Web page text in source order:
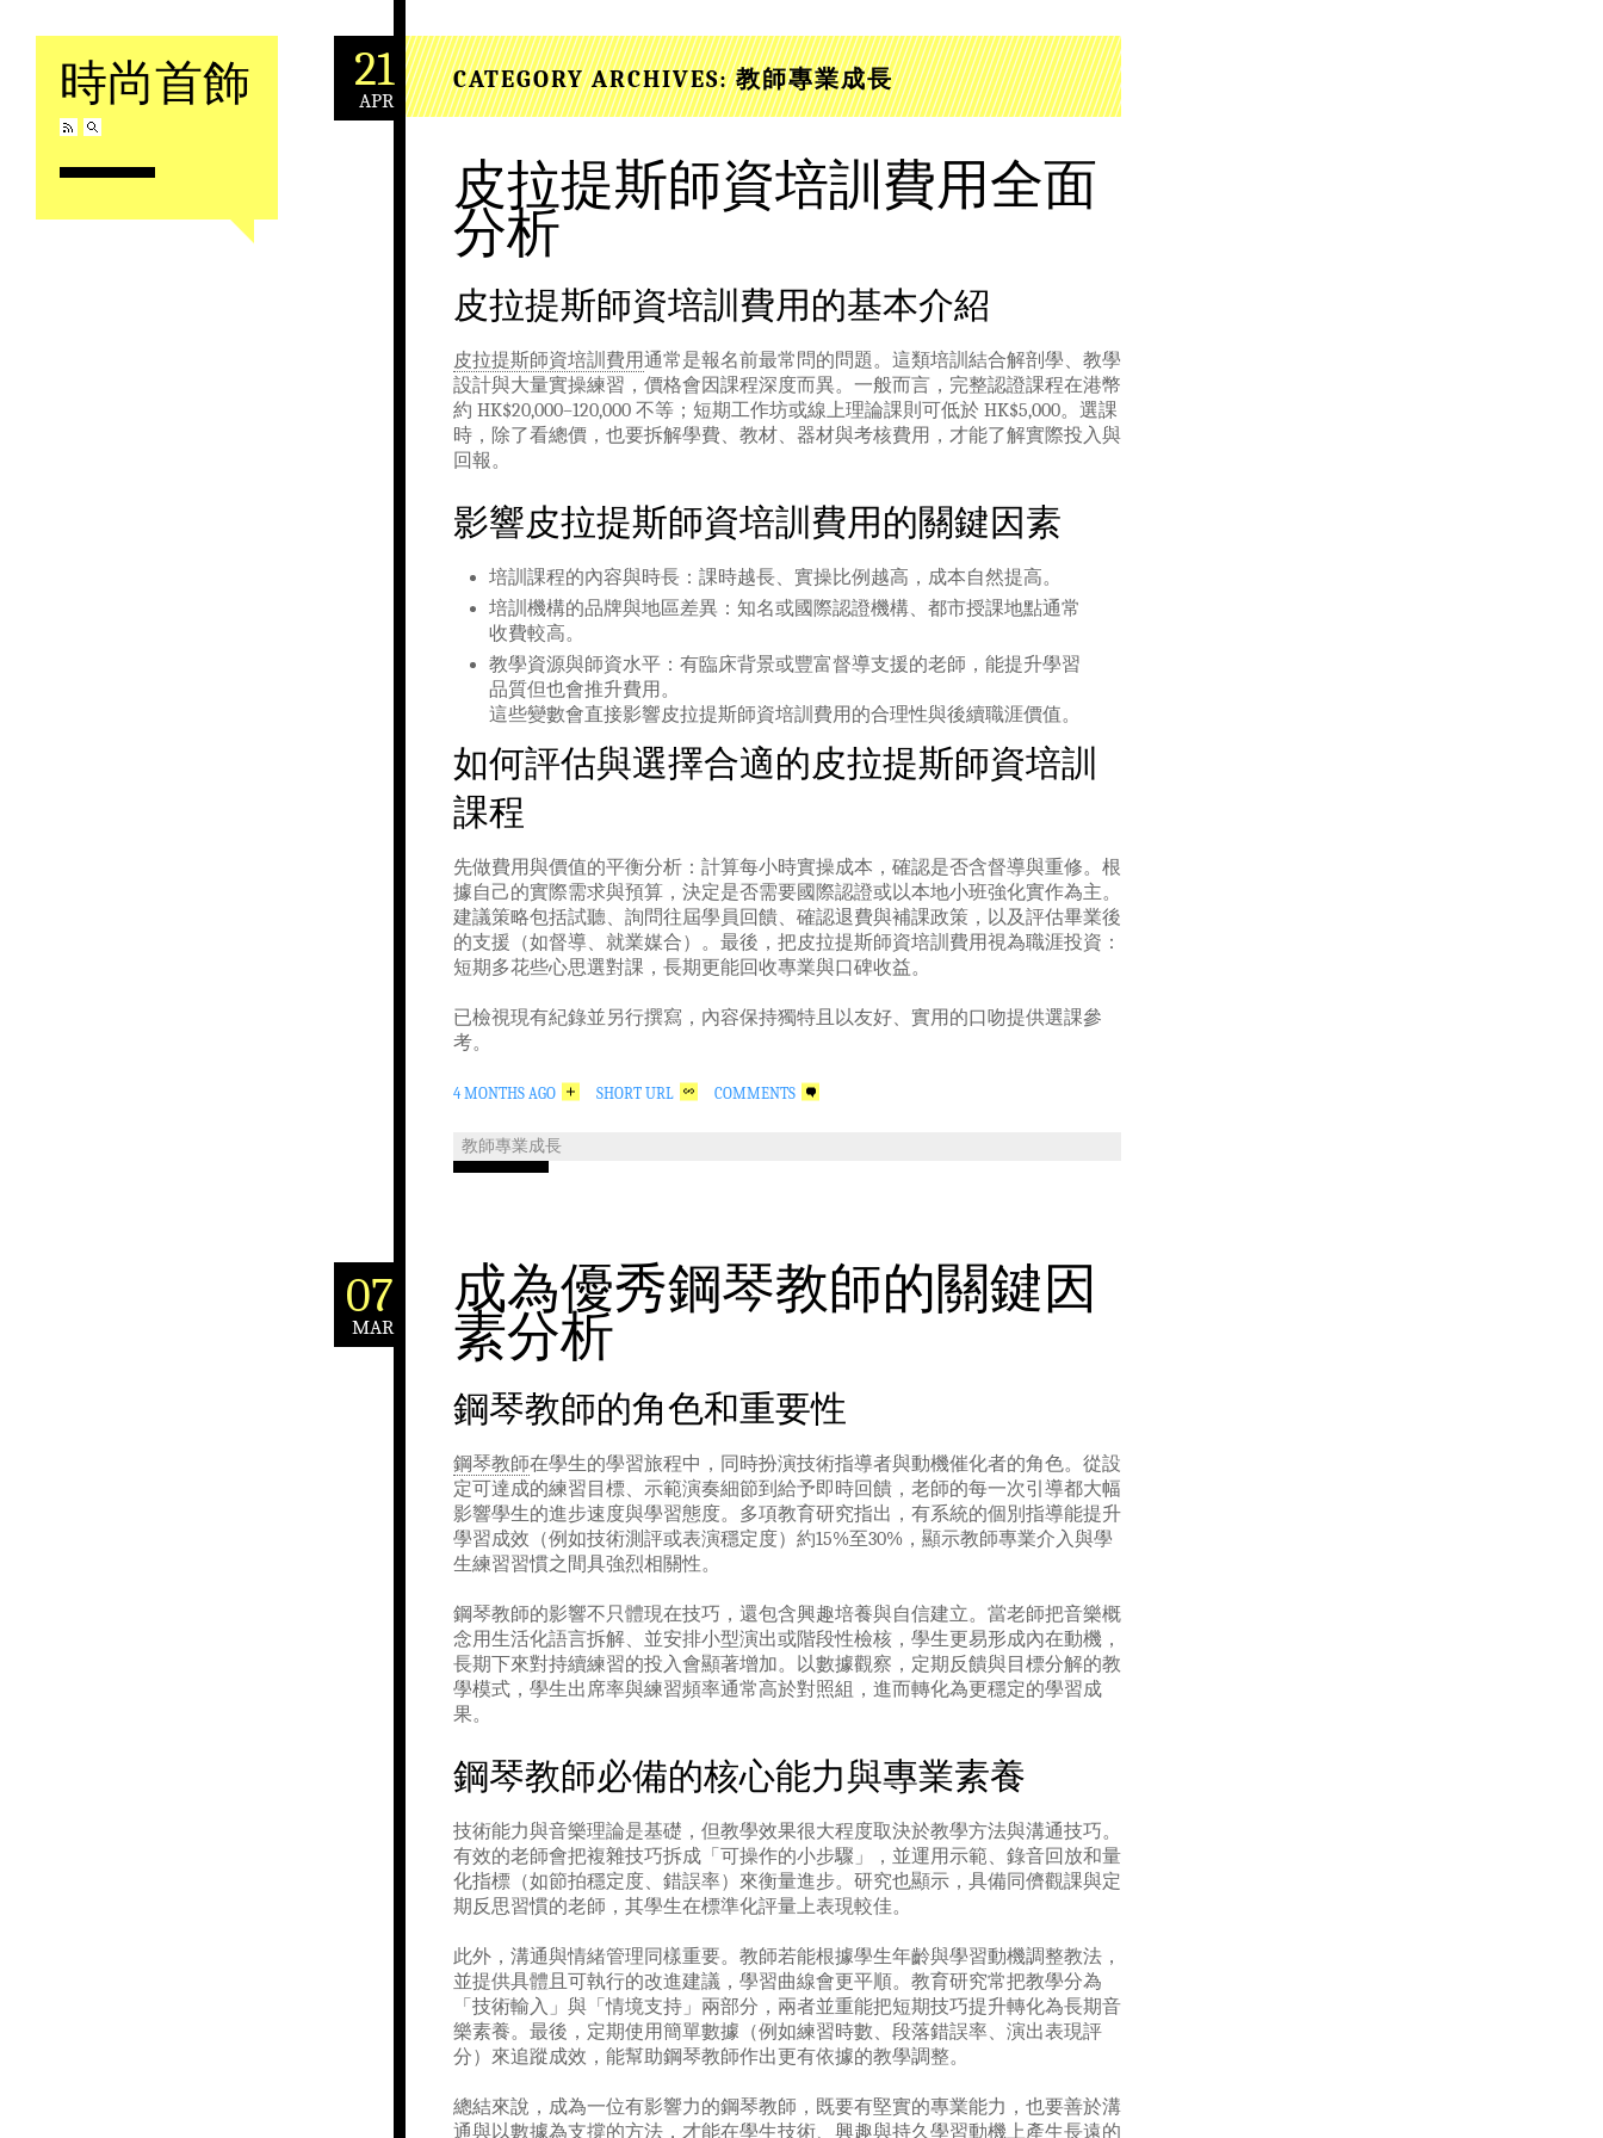
時尚首飾
Skip to content
21
APR
CATEGORY ARCHIVES:教師專業成長
皮拉提斯師資培訓費用全面
分析
皮拉提斯師資培訓費用的基本介紹
皮拉提斯師資培訓費用通常是報名前最常問的問題。這類培訓結合解剖學、教學
設計與大量實操練習，價格會因課程深度而異。一般而言，完整認證課程在港幣
約 HK$20,000–120,000 不等；短期工作坊或線上理論課則可低於 HK$5,000。選課
時，除了看總價，也要拆解學費、教材、器材與考核費用，才能了解實際投入與
回報。
影響皮拉提斯師資培訓費用的關鍵因素
培訓課程的內容與時長：課時越長、實操比例越高，成本自然提高。
培訓機構的品牌與地區差異：知名或國際認證機構、都市授課地點通常
收費較高。
教學資源與師資水平：有臨床背景或豐富督導支援的老師，能提升學習
品質但也會推升費用。
這些變數會直接影響皮拉提斯師資培訓費用的合理性與後續職涯價值。
如何評估與選擇合適的皮拉提斯師資培訓
課程
先做費用與價值的平衡分析：計算每小時實操成本，確認是否含督導與重修。根
據自己的實際需求與預算，決定是否需要國際認證或以本地小班強化實作為主。
建議策略包括試聽、詢問往屆學員回饋、確認退費與補課政策，以及評估畢業後
的支援（如督導、就業媒合）。最後，把皮拉提斯師資培訓費用視為職涯投資：
短期多花些心思選對課，長期更能回收專業與口碑收益。
已檢視現有紀錄並另行撰寫，內容保持獨特且以友好、實用的口吻提供選課參
考。
4 MONTHS AGO SHORT URL COMMENTS
教師專業成長
07
MAR
成為優秀鋼琴教師的關鍵因
素分析
鋼琴教師的角色和重要性
鋼琴教師在學生的學習旅程中，同時扮演技術指導者與動機催化者的角色。從設
定可達成的練習目標、示範演奏細節到給予即時回饋，老師的每一次引導都大幅
影響學生的進步速度與學習態度。多項教育研究指出，有系統的個別指導能提升
學習成效（例如技術測評或表演穩定度）約15%至30%，顯示教師專業介入與學
生練習習慣之間具強烈相關性。
鋼琴教師的影響不只體現在技巧，還包含興趣培養與自信建立。當老師把音樂概
念用生活化語言拆解、並安排小型演出或階段性檢核，學生更易形成內在動機，
長期下來對持續練習的投入會顯著增加。以數據觀察，定期反饋與目標分解的教
學模式，學生出席率與練習頻率通常高於對照組，進而轉化為更穩定的學習成
果。
鋼琴教師必備的核心能力與專業素養
技術能力與音樂理論是基礎，但教學效果很大程度取決於教學方法與溝通技巧。
有效的老師會把複雜技巧拆成「可操作的小步驟」，並運用示範、錄音回放和量
化指標（如節拍穩定度、錯誤率）來衡量進步。研究也顯示，具備同儕觀課與定
期反思習慣的老師，其學生在標準化評量上表現較佳。
此外，溝通與情緒管理同樣重要。教師若能根據學生年齡與學習動機調整教法，
並提供具體且可執行的改進建議，學習曲線會更平順。教育研究常把教學分為
「技術輸入」與「情境支持」兩部分，兩者並重能把短期技巧提升轉化為長期音
樂素養。最後，定期使用簡單數據（例如練習時數、段落錯誤率、演出表現評
分）來追蹤成效，能幫助鋼琴教師作出更有依據的教學調整。
總結來說，成為一位有影響力的鋼琴教師，既要有堅實的專業能力，也要善於溝
通與以數據為支撐的方法，才能在學生技術、興趣與持久學習動機上產生長遠的